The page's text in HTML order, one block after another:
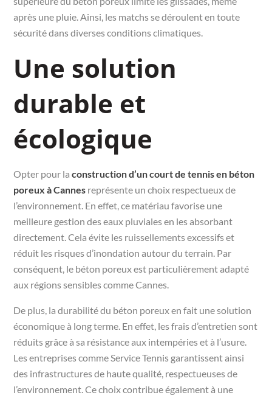
après une pluie. Ainsi, les matchs se déroulent en toute
sécurité dans diverses conditions climatiques.
Une solution
durable et
écologique
Opter pour laconstruction d’un court de tennis en béton
poreux à Cannes représente un choix respectueux de
l’environnement. En effet, ce matériau favorise une
meilleure gestion des eaux pluviales en les absorbant
directement. Cela évite les ruissellements excessifs et
réduit les risques d’inondation autour du terrain. Par
conséquent, le béton poreux est particulièrement adapté
aux régions sensibles comme Cannes.
De plus, la durabilité du béton poreux en fait une solution
économique à long terme. En effet, les frais d’entretien sont
réduits grâce à sa résistance aux intempéries et à l’usure.
Les entreprises comme Service Tennis garantissent ainsi
des infrastructures de haute qualité, respectueuses de
l’environnement. Ce choix contribue également à une